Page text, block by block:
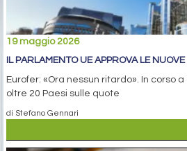
19 maggio 2026
IL PARLAMENTO UE APPROVA LE
Eurofer: «Ora nessun ritardo». In corso
oltre 20 Paesi sulle quote
di Stefano Gennari